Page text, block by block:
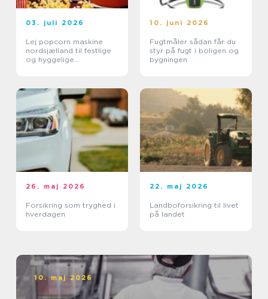
03. juli 2026
Lej popcorn maskine
nordsjælland til festlige
og hyggelige
10. juni 2026
Fugtmåler sådan får du
styr på fugt i boligen og
bygningen
26. maj 2026
Forsikring som tryghed i
hverdagen
22. maj 2026
Landboforsikring til livet
på landet
10. maj 2026